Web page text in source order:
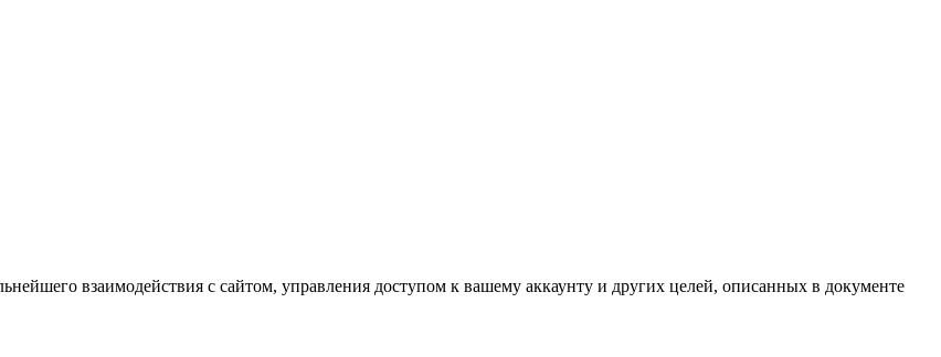
взаимодействия с сайтом, управления доступом к вашему аккаунту и других целей, описанных в документе